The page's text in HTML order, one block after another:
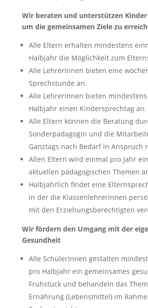
Wir beraten und unterstützen
um die gemeinsamen Ziele zu
Alle Eltern erhalten mindestens
Halbjahr die Möglichkeit zum
Alle LehrerInnen bieten eine
Sprechstunde an.
Alle LehrerInnen bieten
Halbjahr einen Kindersprechtag an.
Alle Eltern können die Beratung
SonderpädagogIn und die
Ganztags nach Bedarf in Anspruch
Allen Eltern wird einmal pro Jahr
aktuellen pädagogischen Themen
Halbjährlich findet eine
in der die KlassenlehrerInnen
mit den Erziehungsberechtigten
Wir fördern den Umgang mit der
Gesundheit
Alle SchülerInnen gestalten
pro Halbjahr ein gemeinsames
Frühstück und behandeln das
Ernährung (Lebensmittel) im